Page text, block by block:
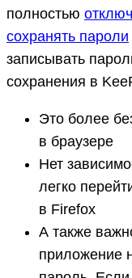
полностью
сохранять пароли
записывать
сохранения в
Это более
в браузере
Нет
легко
в Firefox
А также
приложение